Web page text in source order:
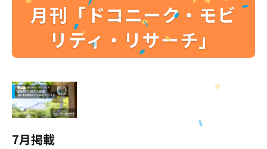
月刊「ドコニーク・モビ
リティ・リサーチ」
7月掲載